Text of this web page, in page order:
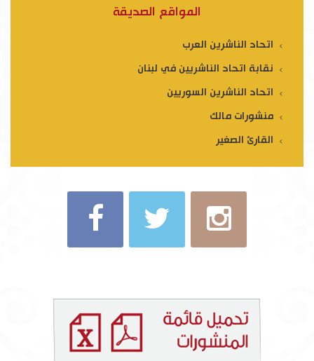
المواقع الصديقة
اتحاد الناشرين العرب
نقابة اتحاد الناشريين في لبنان
اتحاد الناشرين السوريين
منشورات مالك
القارئ الصغير